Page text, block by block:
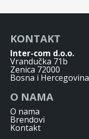
KONTAKT
Inter-com d.o.o.
Vrandučka 71b
Zenica 72000
Bosna i Hercegovina
O NAMA
O nama
Brendovi
Kontakt